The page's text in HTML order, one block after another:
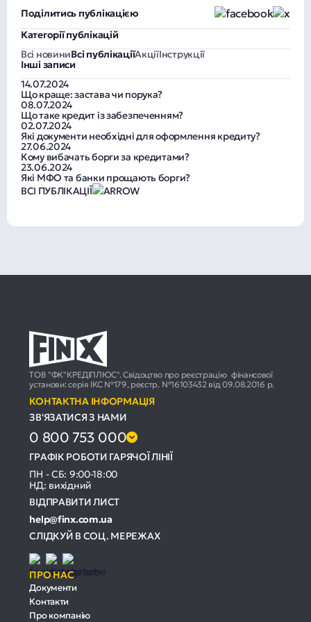
Поділитись публікацією
Категорії публікацій
Всі новиниВсі публікаціїАкціїІнструкції
Інші записи
14.07.2024
Що краще: застава чи порука?
08.07.2024
Що таке кредит із забезпеченням?
02.07.2024
Які документи необхідні для оформлення кредиту?
27.06.2024
Кому вибачать борги за кредитами?
23.06.2024
Які МФО та банки прощають борги?
ВСІ ПУБЛІКАЦІЇ
ТОВ "ФК"КРЕДІПЛЮС". Свідоцтво про реєстрацію фінансової
установи: серія ІКС №179, реєстр. №16103432 від 09.08.2016 р.
КОНТАКТНА ІНФОРМАЦІЯ
ЗВ'ЯЗАТИСЯ З НАМИ
0 800 753 000
ГРАФІК РОБОТИ ГАРЯЧОЇ ЛІНІЇ
ПН - СБ: 9:00-18:00
НД: вихідний
ВІДПРАВИТИ ЛИСТ
help@finx.com.ua
СЛІДКУЙ В СОЦ. МЕРЕЖАХ
ПРО НАС
Документи
Контакти
Про компанію